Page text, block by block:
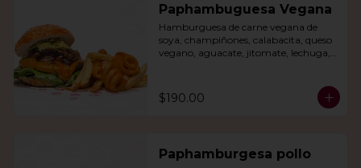
Paphambuguesa Vegana
Hamburguesa de carne vegana de
soya, champiñones, calabacita, queso
vegano, aguacate, jitomate, lechuga,
$190.00
Paphamburgesa pollo